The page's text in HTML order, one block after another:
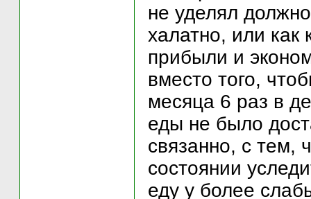
не уделял
халатно, или как
прибыли и
вместо того,
месяца 6 раз в
еды не было
связанно, с тем,
состоянии
еду у более